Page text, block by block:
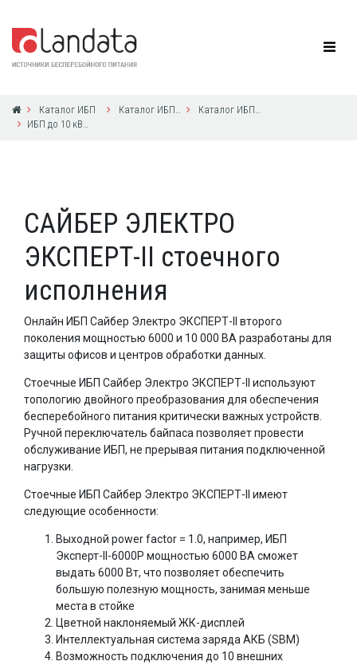
Каталог ИБП Каталог ИБП СайберЭлектро
Каталог ИБП СайберЭлектро
ИБП до 10 кВА с 1ф выходом
САЙБЕР ЭЛЕКТРО
ЭКСПЕРТ-II стоечного
исполнения
Онлайн ИБП Сайбер Электро ЭКСПЕРТ-II второго
поколения мощностью 6000 и 10 000 ВА разработаны для
защиты офисов и центров обработки данных.
Стоечные ИБП Сайбер Электро ЭКСПЕРТ-II используют
топологию двойного преобразования для обеспечения
бесперебойного питания критически важных устройств.
Ручной переключатель байпаса позволяет провести
обслуживание ИБП, не прерывая питания подключенной
нагрузки.
Стоечные ИБП Сайбер Электро ЭКСПЕРТ-II имеют
следующие особенности:
Выходной power factor = 1.0, например, ИБП
Эксперт-II-6000Р мощностью 6000 ВА сможет
выдать 6000 Вт, что позволяет обеспечить
большую полезную мощность, занимая меньше
места в стойке
Цветной наклоняемый ЖК-дисплей
Интеллектуальная система заряда АКБ (SBM)
Возможность подключения до 10 внешних